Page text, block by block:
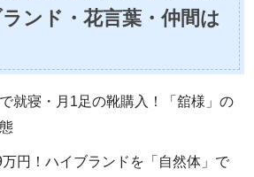
ンド・花言葉・仲間は
就寝・月1足の靴購入！「舘様」の
円！ハイブランドを「自然体」で